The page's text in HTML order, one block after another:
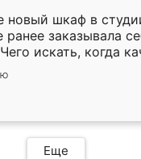
новый шкаф в
ранее заказывала
искать, когда
Служит кухня
нет.
Еще